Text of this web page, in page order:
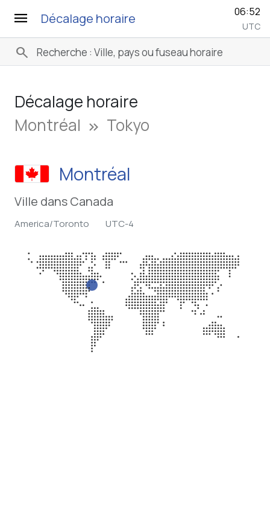
menu Décalage horaire 06:52
UTC
search
Décalage horaire
Montréal keyboard_double_arrow_right Tokyo
Montréal
Ville dans Canada
America/Toronto UTC-4